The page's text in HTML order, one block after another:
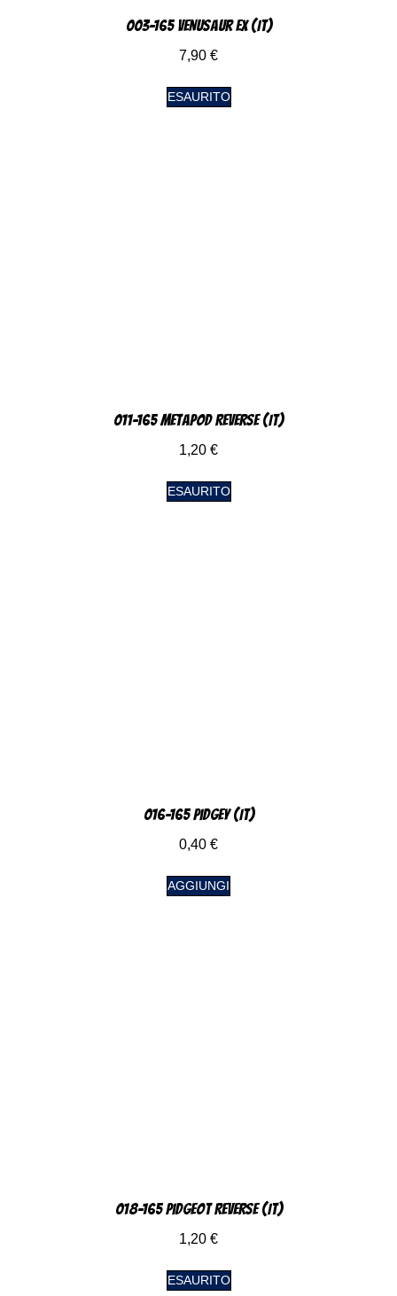
003-165 Venusaur EX (IT)
7,90 €
ESAURITO
011-165 Metapod Reverse (IT)
1,20 €
ESAURITO
016-165 Pidgey (IT)
0,40 €
AGGIUNGI
018-165 Pidgeot Reverse (IT)
1,20 €
ESAURITO